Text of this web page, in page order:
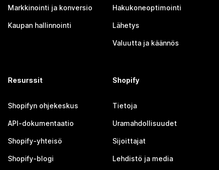
Markkinointi ja konversio
Kaupan hallinnointi
Hakukoneoptimointi
Lähetys
Valuutta ja käännös
Resurssit
Shopifyn ohjekeskus
API-dokumentaatio
Shopify-yhteisö
Shopify-blogi
Shopify
Tietoja
Uramahdollisuudet
Sijoittajat
Lehdistö ja media